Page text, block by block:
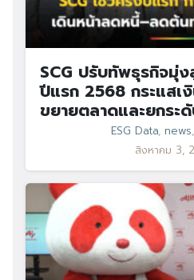
SCG ปรับทัพธุรกิจมุ่
ปีแรก 2568 กระแสเ
ขยายตลาดและยกระ
ESG Data, news,
สิงหาคม 3,